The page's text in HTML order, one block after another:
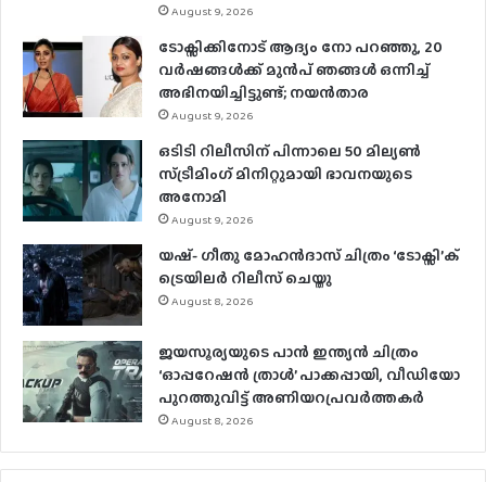
August 9, 2026
ടോക്സിക്കിനോട് ആദ്യം നോ പറഞ്ഞു, 20
വർഷങ്ങൾക്ക് മുൻപ് ഞങ്ങൾ ഒന്നിച്ച്
അഭിനയിച്ചിട്ടുണ്ട്; നയൻ‌താര
August 9, 2026
ഒടിടി റിലീസിന് പിന്നാലെ 50 മില്യൺ
സ്ട്രീമിം​ഗ് മിനിറ്റുമായി ഭാവനയുടെ
അനോമി
August 9, 2026
യഷ്- ​ഗീതു മോഹൻദാസ് ചിത്രം ‘ടോക്സി’ക്
ട്രെയിലർ റിലീസ് ചെയ്തു
August 8, 2026
ജയസൂര്യയുടെ പാൻ ഇന്ത്യൻ ചിത്രം
‘ഓപ്പറേഷൻ ത്രാൾ’ പാക്കപ്പായി, വീഡിയോ
പുറത്തുവിട്ട് അണിയറപ്രവർത്തകർ
August 8, 2026